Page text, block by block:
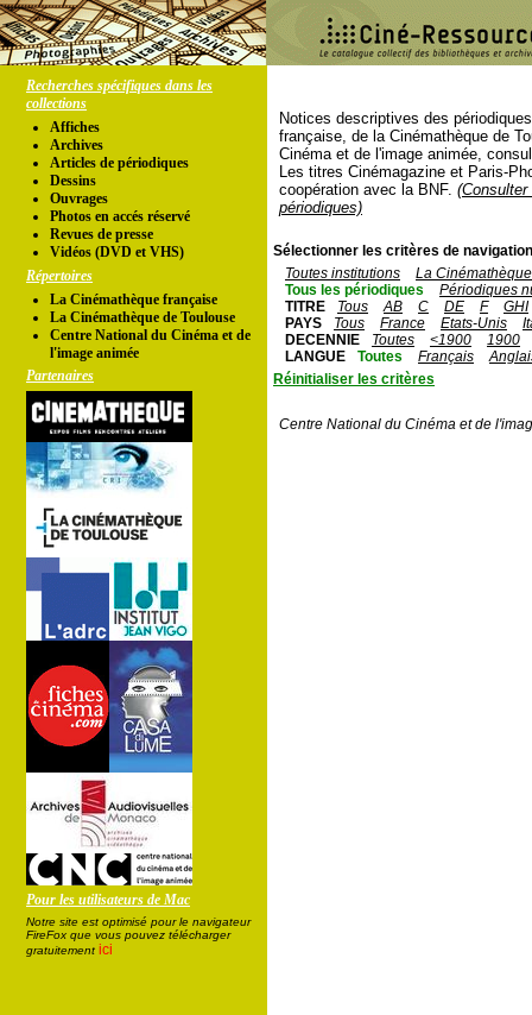
Recherches spécifiques dans les
collections
Affiches
Archives
Articles de périodiques
Dessins
Ouvrages
Photos en accés réservé
Revues de presse
Vidéos (DVD et VHS)
Répertoires
La Cinémathèque française
La Cinémathèque de Toulouse
Centre National du Cinéma et de
l'image animée
Partenaires
Pour les utilisateurs de Mac
Notre site est optimisé pour le navigateur
FireFox que vous pouvez télécharger
gratuitement ici
Notices descriptives des
française, de la Cinémathèque de
Cinéma et de l'image animée,
Les titres Cinémagazine et Paris-
coopération avec la BNF.
périodiques)
Sélectionner les critères de
Toutes institutions
La
Tous les périodiques
Périodiques
TITRE
Tous AB C DE F
GHI
PAYS
Tous France Etats-Unis
DECENNIE
Toutes <1900
1900
LANGUE
Toutes Français
Réinitialiser les critères
Centre National du Cinéma et de